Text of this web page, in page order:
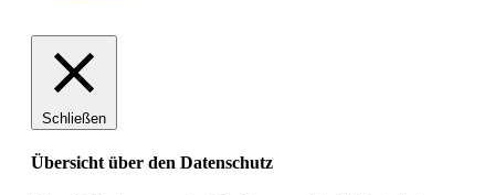
Schließen
Übersicht über den Datenschutz